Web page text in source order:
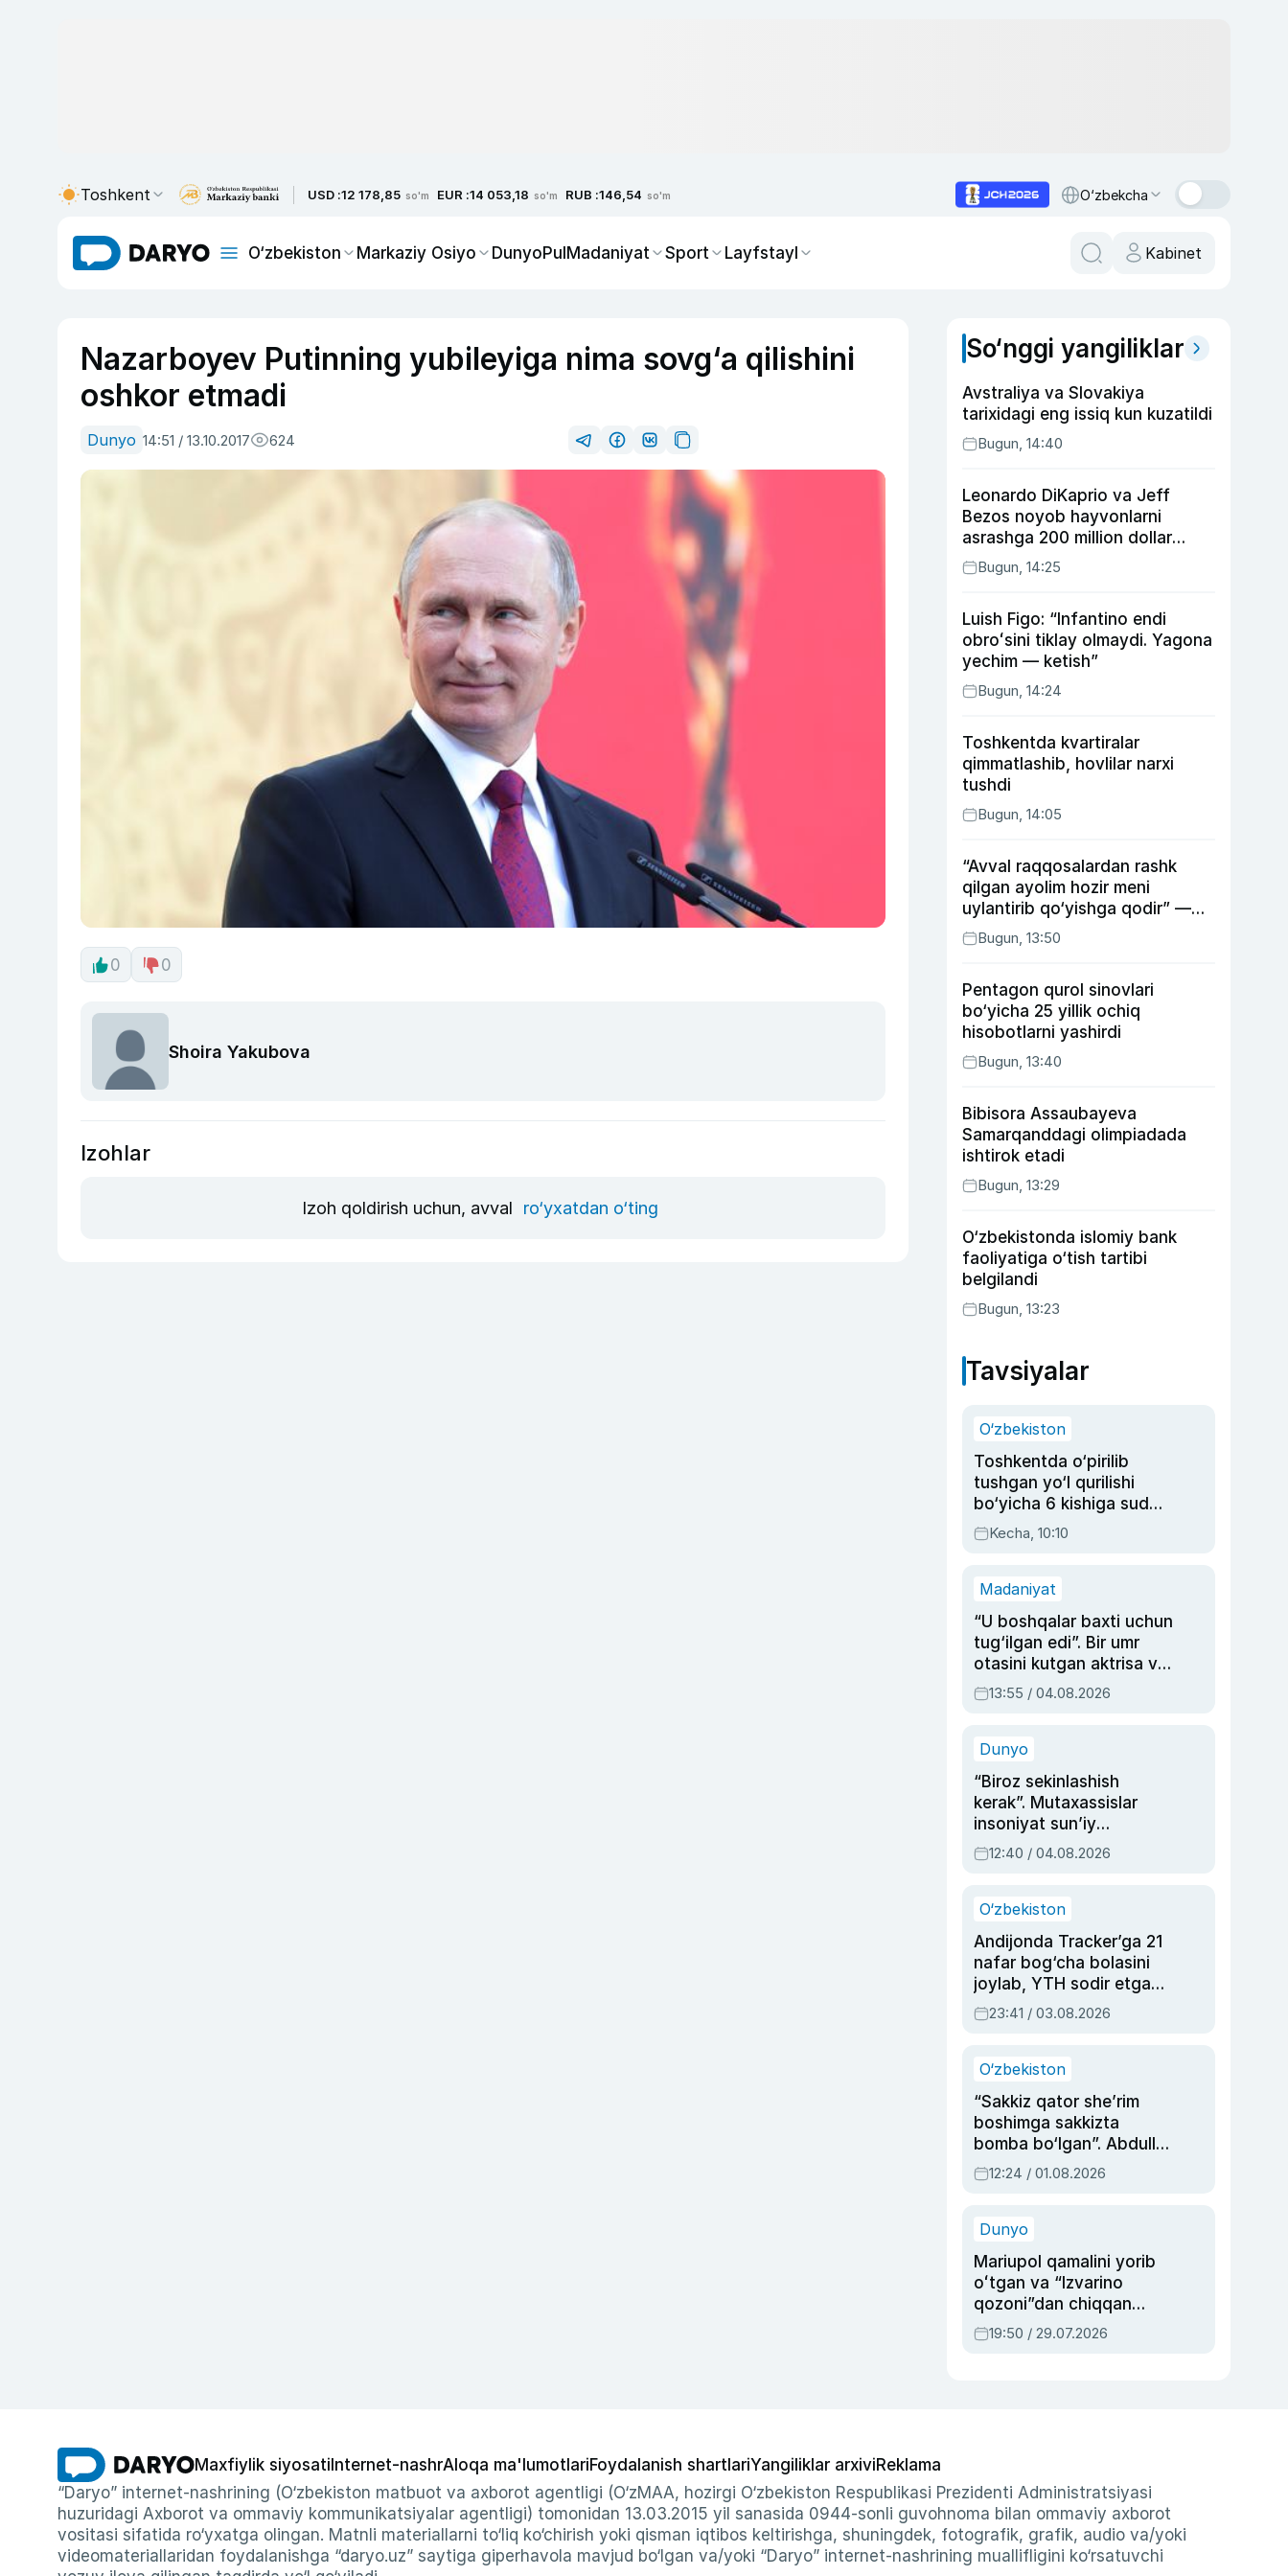
Toshkent USD :12 178,85 so'm EUR :14 053,18 so'm RUB :146,54 so'm O‘zbekcha
O‘zbekiston Markaziy Osiyo DunyoPulMadaniyat Sport Layfstayl Kabinet
Nazarboyev Putinning yubileyiga nima sovg‘a qilishini
oshkor etmadi
Dunyo 14:51 / 13.10.2017 624
0 0
Shoira Yakubova
Izohlar
Izoh qoldirish uchun, avval ro‘yxatdan o‘ting
So‘nggi yangiliklar
Avstraliya va Slovakiya
tarixidagi eng issiq kun kuzatildi
Bugun, 14:40
Leonardo DiKaprio va Jeff
Bezos noyob hayvonlarni
asrashga 200 million dollar
ajratdi
Bugun, 14:25
Luish Figo: “Infantino endi
obroʻsini tiklay olmaydi. Yagona
yechim — ketish”
Bugun, 14:24
Toshkentda kvartiralar
qimmatlashib, hovlilar narxi
tushdi
Bugun, 14:05
“Avval raqqosalardan rashk
qilgan ayolim hozir meni
uylantirib qo‘yishga qodir” —
Anvar Sobirov davlat ishidagi
faoliyati va o‘g‘il tarbiyasidagi
Bugun, 13:50
Pentagon qurol sinovlari
bo‘yicha 25 yillik ochiq
hisobotlarni yashirdi
Bugun, 13:40
Bibisora Assaubayeva
Samarqanddagi olimpiadada
ishtirok etadi
Bugun, 13:29
O‘zbekistonda islomiy bank
faoliyatiga o‘tish tartibi
belgilandi
Bugun, 13:23
Tavsiyalar
O‘zbekiston
Toshkentda o‘pirilib
tushgan yo‘l qurilishi
bo‘yicha 6 kishiga sud
hukmi o‘qildi
Kecha, 10:10
Madaniyat
“U boshqalar baxti uchun
tug‘ilgan edi”. Bir umr
otasini kutgan aktrisa va
dublyaj ustasi Rimma
Ahmedovaning
13:55 / 04.08.2026
Dunyo
“Biroz sekinlashish
kerak”. Mutaxassislar
insoniyat sun’iy
intellektni boshqara
olmay qolishidan xavotir
12:40 / 04.08.2026
O‘zbekiston
Andijonda Tracker’ga 21
nafar bog‘cha bolasini
joylab, YTH sodir etgan
ayolga sud hukmi o‘qildi
23:41 / 03.08.2026
O‘zbekiston
“Sakkiz qator she’rim
boshimga sakkizta
bomba bo‘lgan”. Abdulla
Oripovni siyosiy
ayblovlardan asrab
12:24 / 01.08.2026
Dunyo
Mariupol qamalini yorib
oʻtgan va “Izvarino
qozoni”dan chiqqan
qahramon — Ukraina
armiyasi bosh
19:50 / 29.07.2026
Maxfiylik siyosati Internet-nashrAloqa ma'lumotlariFoydalanish shartlariYangiliklar arxiviReklama
“Daryo” internet-nashrining (O‘zbekiston matbuot va axborot agentligi (O‘zMAA, hozirgi O‘zbekiston Respublikasi Prezidenti Administratsiyasi
huzuridagi Axborot va ommaviy kommunikatsiyalar agentligi) tomonidan 13.03.2015 yil sanasida 0944-sonli guvohnoma bilan ommaviy axborot
vositasi sifatida ro‘yxatga olingan. Matnli materiallarni to‘liq ko‘chirish yoki qisman iqtibos keltirishga, shuningdek, fotografik, grafik, audio va/yoki
videomateriallaridan foydalanishga “daryo.uz” saytiga giperhavola mavjud bo‘lgan va/yoki “Daryo” internet-nashrining muallifligini ko‘rsatuvchi